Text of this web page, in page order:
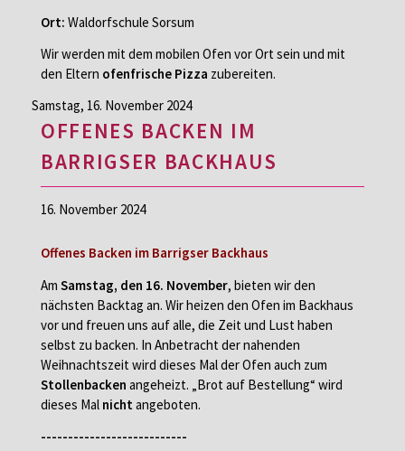
Ort: Waldorfschule Sorsum
Wir werden mit dem mobilen Ofen vor Ort sein und mit
den Eltern ofenfrische Pizza zubereiten.
Samstag, 16. November 2024
OFFENES BACKEN IM
BARRIGSER BACKHAUS
16. November 2024
Offenes Backen im Barrigser Backhaus
Am Samstag, den 16. November, bieten wir den
nächsten Backtag an. Wir heizen den Ofen im Backhaus
vor und freuen uns auf alle, die Zeit und Lust haben
selbst zu backen. In Anbetracht der nahenden
Weihnachtszeit wird dieses Mal der Ofen auch zum
Stollenbacken angeheizt. „Brot auf Bestellung“ wird
dieses Mal nicht angeboten.
---------------------------